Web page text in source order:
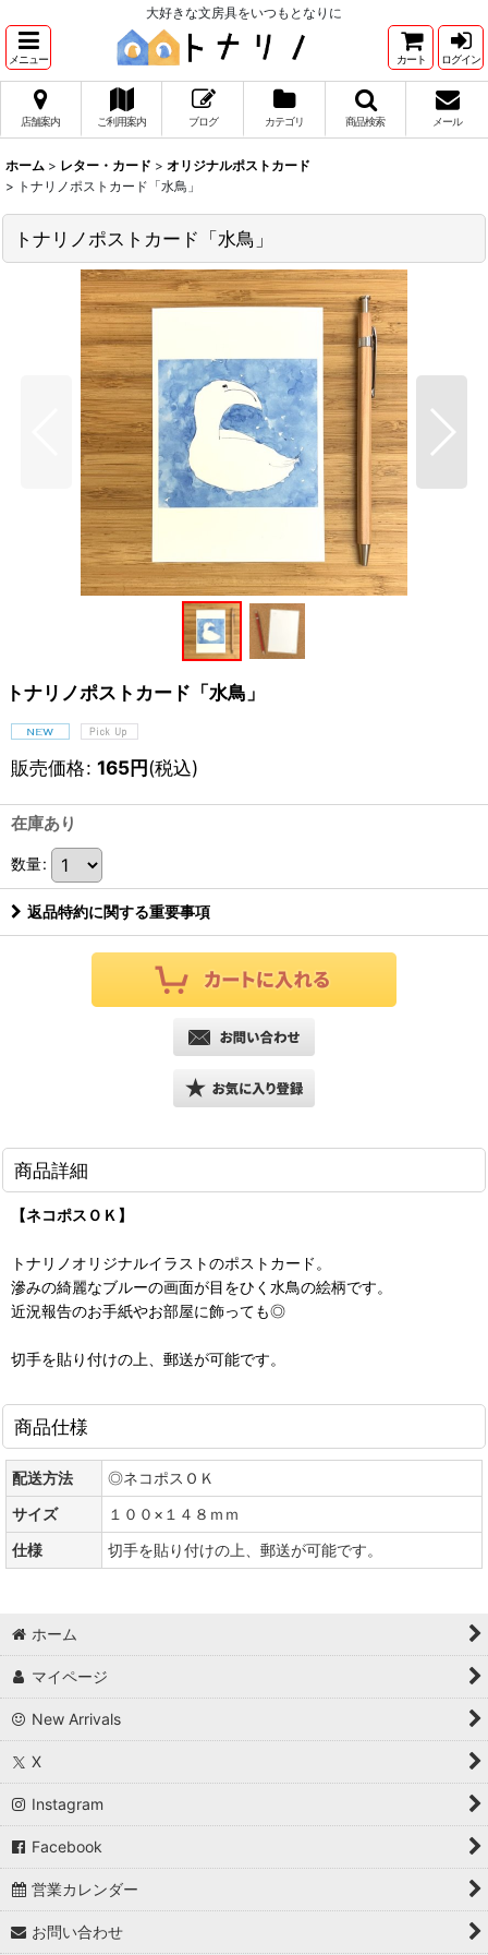
大好きな文房具をいつもとなりに
メニュー カート ログイン
店舗案内 ご利用案内 ブログ カテゴリ 商品検索 メール
ホーム > レター・カード > オリジナルポストカード
> トナリノポストカード「水鳥」
トナリノポストカード「水鳥」
トナリノポストカード「水鳥」
販売価格: 165円(税込)
在庫あり
数量:
返品特約に関する重要事項
商品詳細
【ネコポスＯＫ】
トナリノオリジナルイラストのポストカード。
滲みの綺麗なブルーの画面が目をひく水鳥の絵柄です。
近況報告のお手紙やお部屋に飾っても◎
切手を貼り付けの上、郵送が可能です。
商品仕様
配送方法
◎ネコポスＯＫ
サイズ
１００×１４８ｍｍ
仕様
切手を貼り付けの上、郵送が可能です。
ホーム
マイページ
New Arrivals
X
Instagram
Facebook
営業カレンダー
お問い合わせ